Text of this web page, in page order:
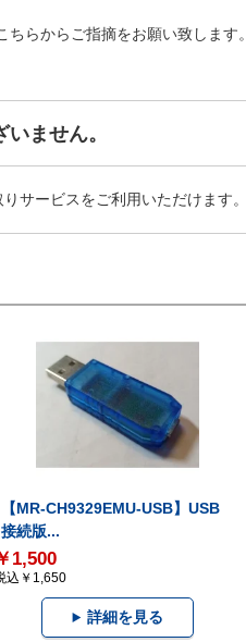
らからご指摘をお願い致します。
ません。
サービスをご利用いただけます。
【MR-CH9329EMU-USB】USB
接続版...
1,500
込￥1,650
詳細を見る